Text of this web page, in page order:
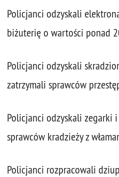
Policjanci odzyskali
biżuterię o wartości ponad
Policjanci odzyskali
zatrzymali sprawców
Policjanci odzyskali zegarki
sprawców kradzieży z
Policjanci rozpracowali